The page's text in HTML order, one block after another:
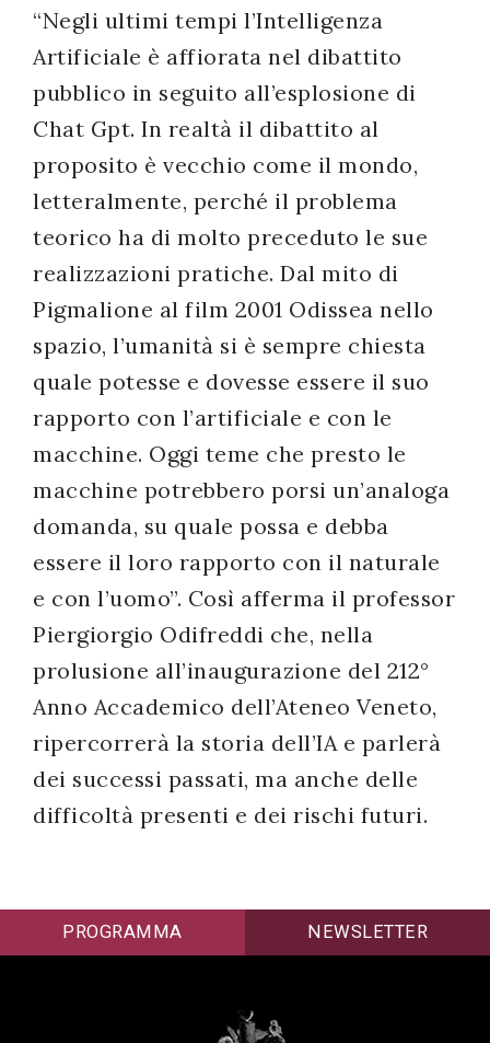
“Negli ultimi tempi l’Intelligenza
Artificiale è affiorata nel dibattito
pubblico in seguito all’esplosione di
Chat Gpt. In realtà il dibattito al
proposito è vecchio come il mondo,
letteralmente, perché il problema
teorico ha di molto preceduto le sue
realizzazioni pratiche. Dal mito di
Pigmalione al film 2001 Odissea nello
spazio, l’umanità si è sempre chiesta
quale potesse e dovesse essere il suo
rapporto con l’artificiale e con le
macchine. Oggi teme che presto le
macchine potrebbero porsi un’analoga
domanda, su quale possa e debba
essere il loro rapporto con il naturale
e con l’uomo”. Così afferma il professor
Piergiorgio Odifreddi che, nella
prolusione all’inaugurazione del 212°
Anno Accademico dell’Ateneo Veneto,
ripercorrerà la storia dell’IA e parlerà
dei successi passati, ma anche delle
difficoltà presenti e dei rischi futuri.
PROGRAMMA NEWSLETTER